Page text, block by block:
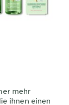
mehr
ihnen einen